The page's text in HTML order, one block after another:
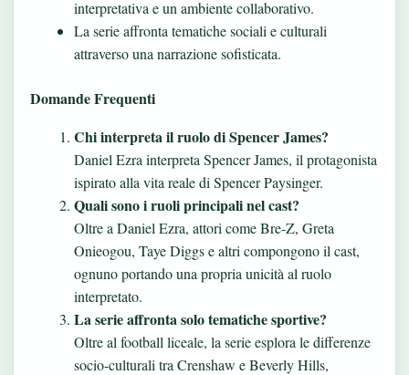
interpretativa e un ambiente collaborativo.
La serie affronta tematiche sociali e culturali
attraverso una narrazione sofisticata.
Domande Frequenti
Chi interpreta il ruolo di Spencer James?
Daniel Ezra interpreta Spencer James, il protagonista
ispirato alla vita reale di Spencer Paysinger.
Quali sono i ruoli principali nel cast?
Oltre a Daniel Ezra, attori come Bre-Z, Greta
Onieogou, Taye Diggs e altri compongono il cast,
ognuno portando una propria unicità al ruolo
interpretato.
La serie affronta solo tematiche sportive?
Oltre al football liceale, la serie esplora le differenze
socio-culturali tra Crenshaw e Beverly Hills,